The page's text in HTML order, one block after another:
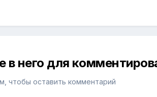
в него для
чтобы оставить комментарий